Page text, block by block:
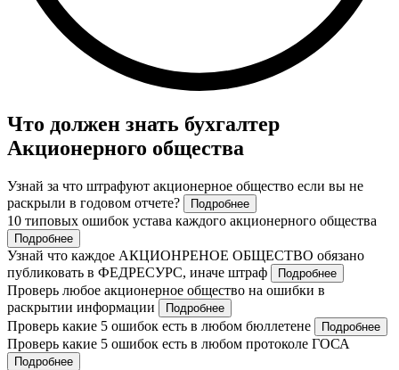
Что должен знать бухгалтер
Акционерного общества
Узнай за что штрафуют акционерное общество если вы не
раскрыли в годовом отчете?
Подробнее
10 типовых ошибок устава каждого акционерного общества
Подробнее
Узнай что каждое АКЦИОНРЕНОЕ ОБЩЕСТВО обязано
публиковать в ФЕДРЕСУРС, иначе штраф
Подробнее
Проверь любое акционерное общество на ошибки в
раскрытии информации
Подробнее
Проверь какие 5 ошибок есть в любом бюллетене Подробнее
Проверь какие 5 ошибок есть в любом протоколе ГОСА
Подробнее